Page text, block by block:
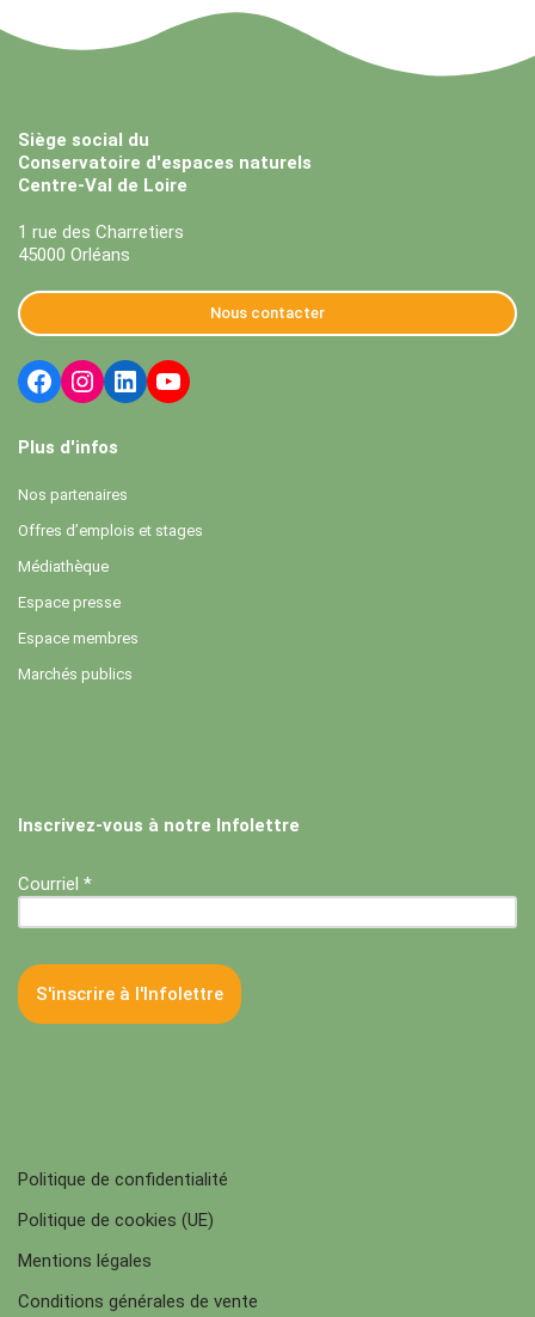
Siège social du
Conservatoire d'espaces naturels
Centre-Val de Loire
1 rue des Charretiers
45000 Orléans
Nous contacter
Plus d'infos
Nos partenaires
Offres d’emplois et stages
Médiathèque
Espace presse
Espace membres
Marchés publics
Inscrivez-vous à notre Infolettre
Courriel *
Politique de confidentialité
Politique de cookies (UE)
Mentions légales
Conditions générales de vente